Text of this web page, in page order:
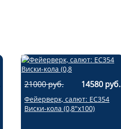
21000 руб. 14580 руб.
Фейерверк, салют: ЕС354
Виски-кола (0,8"х100)